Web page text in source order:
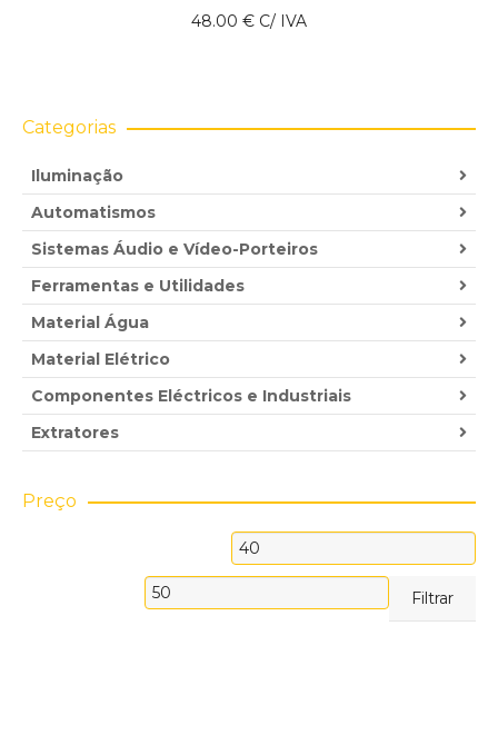
48.00 € C/ IVA
Categorias
Iluminação
Automatismos
Sistemas Áudio e Vídeo-Porteiros
Ferramentas e Utilidades
Material Água
Material Elétrico
Componentes Eléctricos e Industriais
Extratores
Preço
Filtrar